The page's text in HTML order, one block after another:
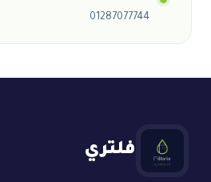
01287077744
فلتري